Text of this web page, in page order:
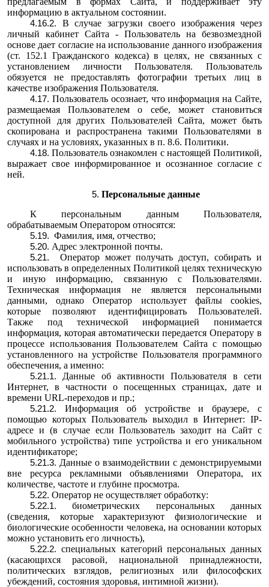
информацию в актуальном состоянии.
В случае загрузки своего изображения через
личный кабинет Сайта - Пользователь на безвозмездной
основе дает согласие на использование данного изображения
(ст. 152.1 Гражданского кодекса) в целях, не связанных с
установлением личности Пользователя. Пользователь
обязуется не предоставлять фотографии третьих лиц в
качестве изображения Пользователя.
Пользователь осознает, что информация на Сайте,
размещаемая Пользователем о себе, может становиться
доступной для других Пользователей Сайта, может быть
скопирована и распространена такими Пользователями в
случаях и на условиях, указанных в п. 8.6. Политики.
Пользователь ознакомлен с настоящей Политикой,
выражает свое информированное и осознанное согласие с
ней.
Персональные данные
К персональным данным Пользователя,
обрабатываемым Оператором относятся:
Фамилия, имя, отчество;
Адрес электронной почты.
Оператор может получать доступ, собирать и
использовать в определенных Политикой целях техническую
и иную информацию, связанную с Пользователями.
Техническая информация не является персональными
данными, однако Оператор использует файлы cookies,
которые позволяют идентифицировать Пользователей.
Также под технической информацией понимается
информация, которая автоматически передается Оператору в
процессе использования Пользователем Сайта с помощью
установленного на устройстве Пользователя программного
обеспечения, а именно:
Данные об активности Пользователя в сети
Интернет, в частности о посещенных страницах, дате и
времени URL-переходов и пр.;
Информация об устройстве и браузере, с
помощью которых Пользователь выходил в Интернет: IP-
адресе и (в случае если Пользователь заходит на Сайт с
мобильного устройства) типе устройства и его уникальном
идентификаторе;
Данные о взаимодействии с демонстрируемыми
вне ресурса рекламными объявлениями Оператора, их
количестве, частоте и глубине просмотра.
Оператор не осуществляет обработку:
биометрических персональных данных
(сведения, которые характеризуют физиологические и
биологические особенности человека, на основании которых
можно установить его личность),
специальных категорий персональных данных
(касающихся расовой, национальной принадлежности,
политических взглядов, религиозных или философских
убеждений, состояния здоровья, интимной жизни).